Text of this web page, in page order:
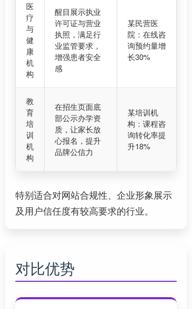
医
疗
与
健
康
机
构
醒目展示执业
许可证与营业
执照，满足行
业监管要求，
增强患者安全
感
某民营医
院：在线咨
询预约量增
长30%
教
育
培
训
机
构
在招生页面底
部公示办学资
质，让家长放
心报名，提升
品牌公信力
某培训机
构：课程咨
询转化率提
升18%
特别适合对网站合规性、企业形象展示
及用户信任度有较高要求的行业。
对比优势